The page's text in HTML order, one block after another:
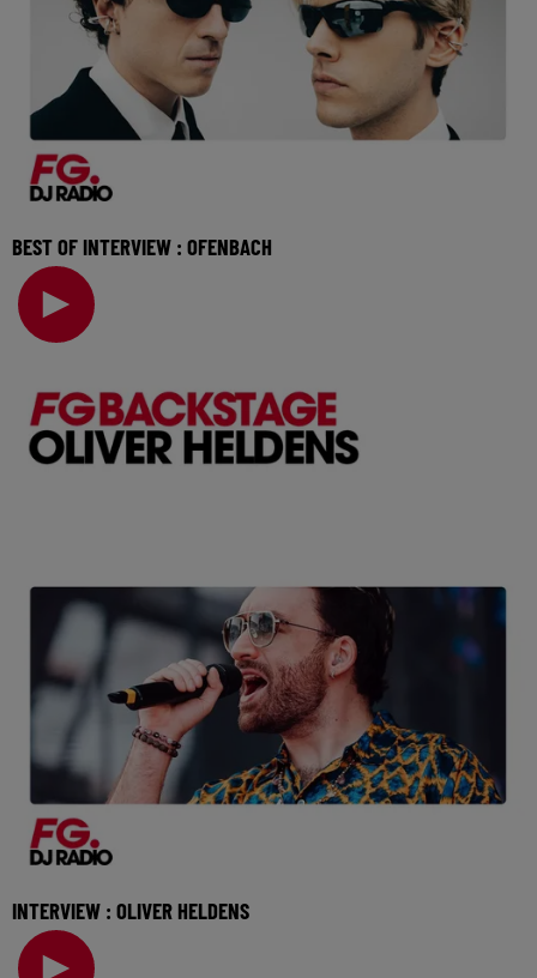
BEST OF INTERVIEW : OFENBACH
Révélés par Radio FG en 2015, les membres d’Ofenbach
présenteront leur nouveau titre "Four The Floor
INTERVIEW : OLIVER HELDENS
Invité de l'Happy Hour, Oliver Heldens vient nous parler de
son nouveau single et de son programme p